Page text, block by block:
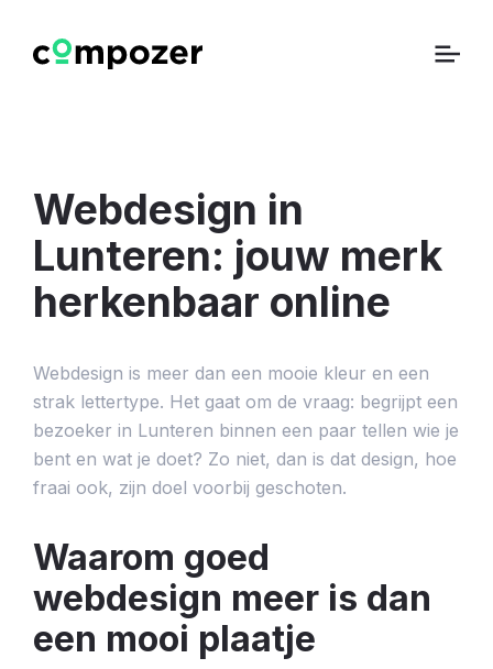
Webdesign in
Lunteren: jouw merk
herkenbaar online
Webdesign is meer dan een mooie kleur en een
strak lettertype. Het gaat om de vraag: begrijpt een
bezoeker in Lunteren binnen een paar tellen wie je
bent en wat je doet? Zo niet, dan is dat design, hoe
fraai ook, zijn doel voorbij geschoten.
Waarom goed
webdesign meer is dan
een mooi plaatje